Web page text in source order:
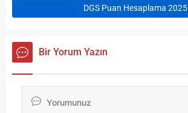
DGS Puan Hesaplama 2025
Bir Yorum Yazın